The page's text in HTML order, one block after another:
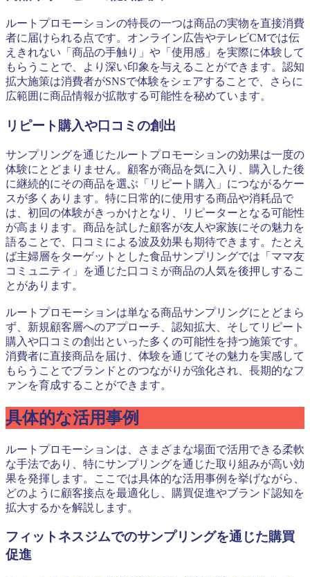
ルートプロモーションの特長の一つは商品の実物を直接消費
者に届けられる点です。オンライン広告やテレビCMでは伝
えきれない「商品の手触り」や「使用感」を実際に体験して
もらうことで、より深い印象を与えることができます。認知
拡大施策は消費者がSNSで体験をシェアすることで、さらに
広範囲に商品情報が拡散する可能性を秘めています。
リピート購入や口コミの創出
サンプリングを通じたルートプロモーションの効果は一度の
体験にとどまりません。顧客が商品を気に入り、購入した後
に継続的にその商品を選ぶ「リピート購入」につながるケー
スが多くあります。特に日常的に使用する商品や消耗品で
は、初回の体験がきっかけとなり、リピーターとなる可能性
が高まります。商品を試した顧客が友人や家族にその魅力を
語ることで、口コミによる波及効果も期待できます。たとえ
ば主婦層をターゲットとした食品サンプリングでは「ママ友
コミュニティ」を通じた口コミが商品の人気を後押しするこ
とがあります。
ルートプロモーションは単なる商品サンプリングにとどまら
ず、新規顧客層へのアプローチ、認知拡大、そしてリピート
購入や口コミの創出といった多くの可能性を持つ施策です。
消費者に直接商品を届け、体験を通じてその魅力を実感して
もらうことでブランドとのつながりが強化され、長期的なフ
ァンを育成することができます。
具体的な活用事例
ルートプロモーションは、さまざまな場面で活用できる柔軟
な手法であり、特にサンプリングを通じた取り組みが高い効
果を発揮します。ここでは具体的な活用事例を挙げながら、
どのように顧客接点を最適化し、購買促進やブランド認知を
拡大するかを解説します。
フィットネスジムでのサンプリングを通じた購買
促進